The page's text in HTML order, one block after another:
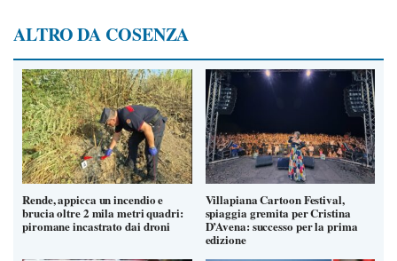
ALTRO DA COSENZA
Rende, appicca un incendio e
brucia oltre 2 mila metri quadri:
piromane incastrato dai droni
Villapiana Cartoon Festival,
spiaggia gremita per Cristina
D’Avena: successo per la prima
edizione